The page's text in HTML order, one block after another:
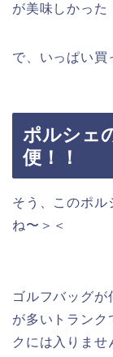
が美味しかった
で、いっぱい買
ポルシェ
便！！
そう、このポル
ね〜＞＜
ゴルフバッグが
が多いトランク
クには入りませ